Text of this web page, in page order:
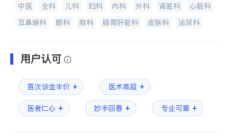
中医 全科 儿科 妇科 内科 外科 肾脏科
心脏科
耳鼻喉科
眼科 肺科 肠胃肝脏科 皮肤科
泌尿科
内分泌科
用户认可
首次诊金半价 + 医术高超 +
医者仁心 + 妙手回春 + 专业可靠 +